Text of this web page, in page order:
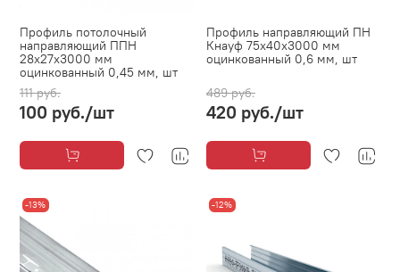
Профиль потолочный
направляющий ППН
28х27х3000 мм
оцинкованный 0,45 мм, шт
111 руб.
100 руб./шт
Профиль направляющий ПН
Кнауф 75х40х3000 мм
оцинкованный 0,6 мм, шт
489 руб.
420 руб./шт
-13% -12%